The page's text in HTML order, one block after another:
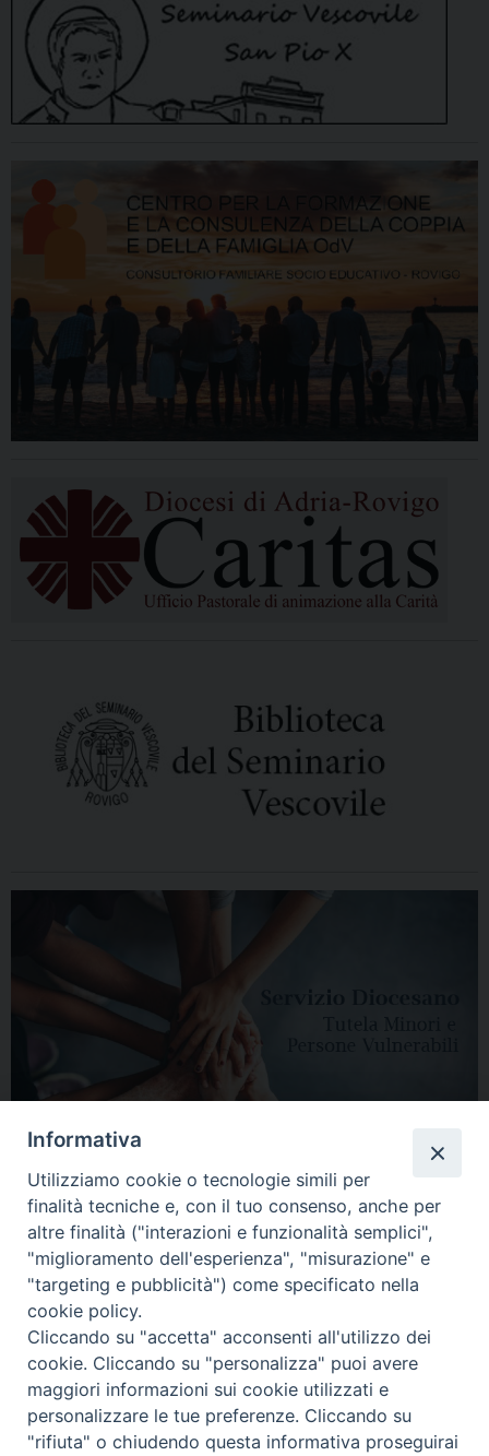
HOME DIOCESI VESCOVO CURIA VESCOVILE NEWS
APPUNTAMENTI CONTATTI SERVIZIO ANTENATI
Copyright © 2018 - 2021Diocesi di Adria Rovigo.All Rights Reserved.
Informativa
Utilizziamo cookie o tecnologie simili per
finalità tecniche e, con il tuo consenso, anche per
altre finalità ("interazioni e funzionalità semplici",
"miglioramento dell'esperienza", "misurazione" e
"targeting e pubblicità") come specificato nella
cookie policy.
Cliccando su "accetta" acconsenti all'utilizzo dei
cookie. Cliccando su "personalizza" puoi avere
maggiori informazioni sui cookie utilizzati e
personalizzare le tue preferenze. Cliccando su
"rifiuta" o chiudendo questa informativa proseguirai